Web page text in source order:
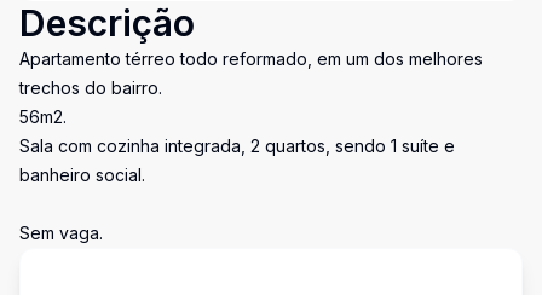
Descrição
Apartamento térreo todo reformado, em um dos melhores
trechos do bairro.
56m2.
Sala com cozinha integrada, 2 quartos, sendo 1 suíte e
banheiro social.
Sem vaga.